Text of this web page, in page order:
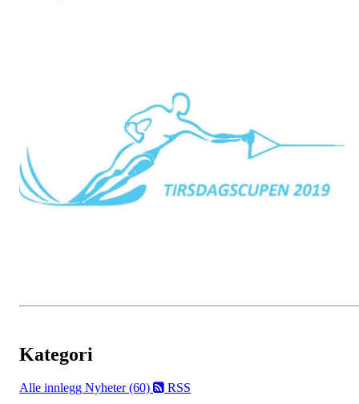
Kategori
Alle innlegg Nyheter (60) RSS